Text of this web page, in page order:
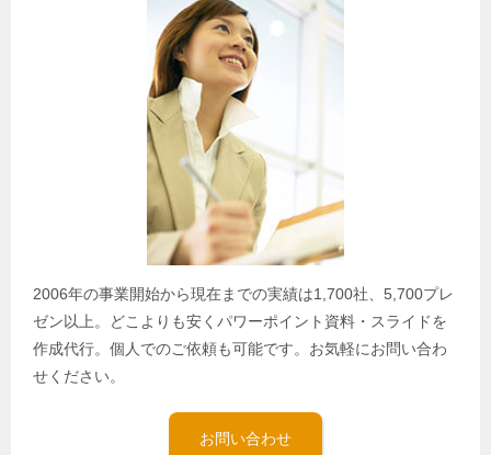
2006年の事業開始から現在までの実績は1,700社、5,700プレ
ゼン以上。どこよりも安くパワーポイント資料・スライドを
作成代行。個人でのご依頼も可能です。お気軽にお問い合わ
せください。
お問い合わせ